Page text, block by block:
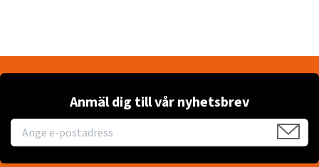
Anmäl dig till vår nyhetsbrev